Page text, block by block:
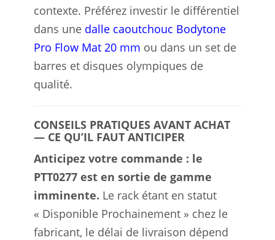
contexte. Préférez investir le différentiel
dans une dalle caoutchouc Bodytone
Pro Flow Mat 20 mm ou dans un set de
barres et disques olympiques de
qualité.
CONSEILS PRATIQUES AVANT ACHAT
— CE QU’IL FAUT ANTICIPER
Anticipez votre commande : le
PTT0277 est en sortie de gamme
imminente. Le rack étant en statut
« Disponible Prochainement » chez le
fabricant, le délai de livraison dépend